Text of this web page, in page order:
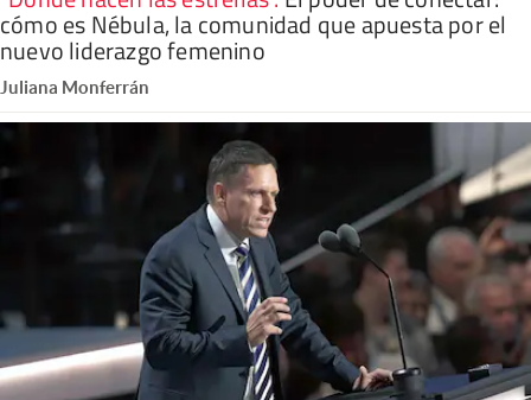
cómo es Nébula, la comunidad que apuesta por el
nuevo liderazgo femenino
Juliana Monferrán